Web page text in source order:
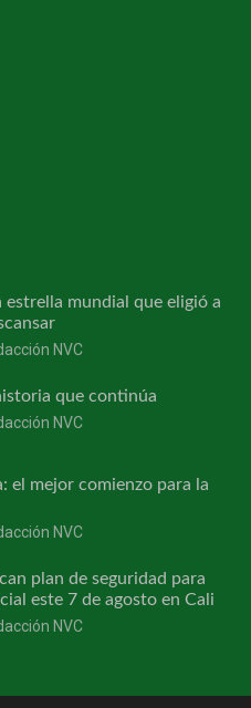
estrella mundial que eligió a
NVC
que continúa
NVC
el mejor comienzo para la
NVC
plan de seguridad para
este 7 de agosto en Cali
NVC